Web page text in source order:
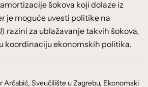
šokova koji dolaze iz
je moguće uvesti politike na
razini za ublažavanje takvih šokova,
koordinaciju ekonomskih politika.
Arčabić, Sveučilište u Zagrebu, Ekonomski